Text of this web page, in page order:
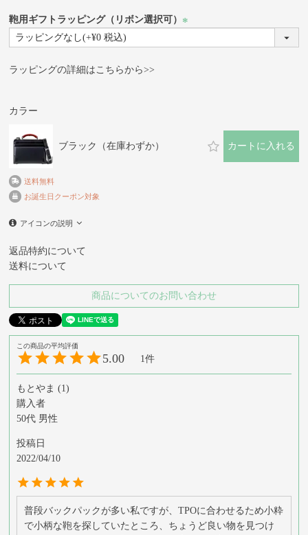
鞄用ギフトラッピング（リボン選択可）
ラッピングの詳細はこちらから>>
カラー
ブラック（在庫わずか） カートに入れる
送料無料
お誕生日クーポン対象
アイコンの説明
返品特約について
送料について
商品についてのお問い合わせ
5.00 1
もとやま
1
購入者
50代 男性
投稿日
2022/04/10
普段バックパックが多い私ですが、TPOに合わせるため小粋
で小柄な鞄を探していたところ、ちょうど良い物を見つけ